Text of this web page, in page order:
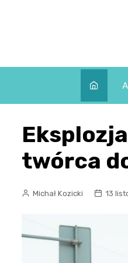
twórca
Michał Kozicki 13